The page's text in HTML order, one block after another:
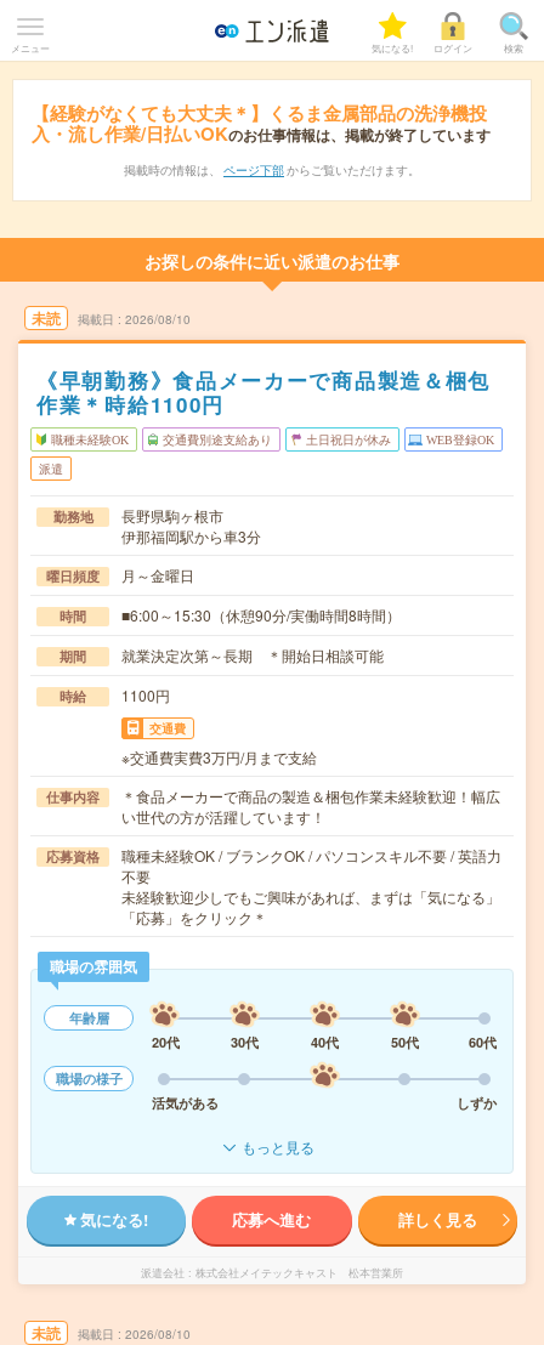
メニュー 気になる! ログイン 検索
【経験がなくても大丈夫＊】くるま金属部品の洗浄機投
入・流し作業/日払いOKのお仕事情報は、掲載が終了しています
掲載時の情報は、 ページ下部 からご覧いただけます。
お探しの条件に近い派遣のお仕事
未読 掲載日 2026/08/10
《早朝勤務》食品メーカーで商品製造＆梱包
作業＊時給1100円
職種未経験OK 交通費別途支給あり 土日祝日が休み WEB登録OK
派遣
勤務地
長野県駒ヶ根市
伊那福岡駅から車3分
曜日頻度 月～金曜日
時間 ■6:00～15:30（休憩90分/実働時間8時間）
期間 就業決定次第～長期 ＊開始日相談可能
時給 1100円
交通費
※交通費実費3万円/月まで支給
仕事内容
＊食品メーカーで商品の製造＆梱包作業未経験歓迎！幅広
い世代の方が活躍しています！
応募資格
職種未経験OK / ブランクOK / パソコンスキル不要 / 英語力
不要
未経験歓迎少しでもご興味があれば、まずは「気になる」
「応募」をクリック＊
職場の雰囲気
年齢層
20代
30代 40代 50代
60代
職場の様子
活気がある
しずか
もっと見る
気になる! 応募へ進む 詳しく見る
派遣会社 株式会社メイテックキャスト 松本営業所
未読 掲載日 2026/08/10